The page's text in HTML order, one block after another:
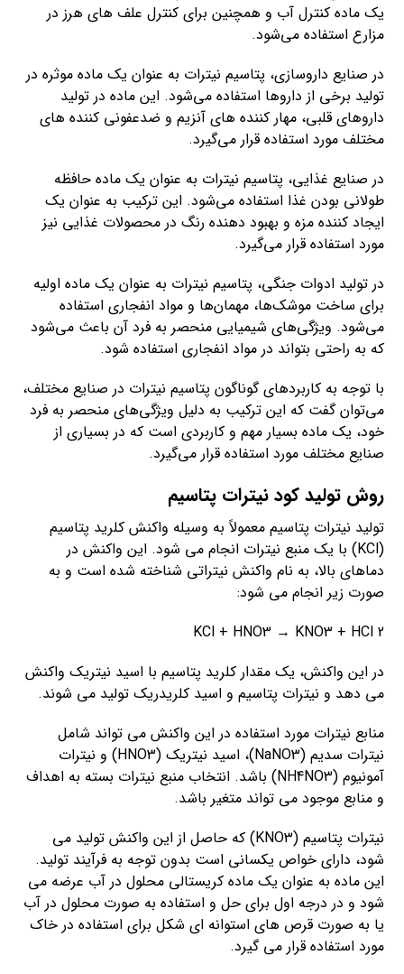
یک ماده کنترل آب و همچنین برای کنترل علف های هرز در
مزارع استفاده می‌شود.
در صنایع داروسازی، پتاسیم نیترات به عنوان یک ماده موثره در
تولید برخی از داروها استفاده می‌شود. این ماده در تولید
داروهای قلبی، مهار کننده های آنزیم و ضدعفونی کننده های
مختلف مورد استفاده قرار می‌گیرد.
در صنایع غذایی، پتاسیم نیترات به عنوان یک ماده حافظه
طولانی بودن غذا استفاده می‌شود. این ترکیب به عنوان یک
ایجاد کننده مزه و بهبود دهنده رنگ در محصولات غذایی نیز
مورد استفاده قرار می‌گیرد.
در تولید ادوات جنگی، پتاسیم نیترات به عنوان یک ماده اولیه
برای ساخت موشک‌ها، مهمان‌ها و مواد انفجاری استفاده
می‌شود. ویژگی‌های شیمیایی منحصر به فرد آن باعث می‌شود
که به راحتی بتواند در مواد انفجاری استفاده شود.
با توجه به کاربردهای گوناگون پتاسیم نیترات در صنایع مختلف،
می‌توان گفت که این ترکیب به دلیل ویژگی‌های منحصر به فرد
خود، یک ماده بسیار مهم و کاربردی است که در بسیاری از
صنایع مختلف مورد استفاده قرار می‌گیرد.
روش تولید کود نیترات پتاسیم
تولید نیترات پتاسیم معمولاً به وسیله واکنش کلرید پتاسیم
(KCl) با یک منبع نیترات انجام می شود. این واکنش در
دماهای بالا، به نام واکنش نیتراتی شناخته شده است و به
صورت زیر انجام می شود:
2 KCl + HNO3 → KNO3 + HCl
در این واکنش، یک مقدار کلرید پتاسیم با اسید نیتریک واکنش
می دهد و نیترات پتاسیم و اسید کلریدریک تولید می شوند.
منابع نیترات مورد استفاده در این واکنش می تواند شامل
نیترات سدیم (NaNO3)، اسید نیتریک (HNO3) و نیترات
آمونیوم (NH4NO3) باشد. انتخاب منبع نیترات بسته به اهداف
و منابع موجود می تواند متغیر باشد.
نیترات پتاسیم (KNO3) که حاصل از این واکنش تولید می
شود، دارای خواص یکسانی است بدون توجه به فرآیند تولید.
این ماده به عنوان یک ماده کریستالی محلول در آب عرضه می
شود و در درجه اول برای حل و استفاده به صورت محلول در آب
یا به صورت قرص های استوانه ای شکل برای استفاده در خاک
مورد استفاده قرار می گیرد.